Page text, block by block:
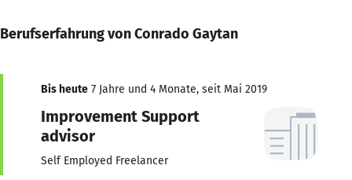
Berufserfahrung von Conrado Gaytan
Bis heute 7 Jahre und 4 Monate, seit Mai 2019
Improvement Support
advisor
Self Employed Freelancer